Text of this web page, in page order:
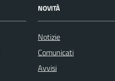
NOVITÀ
Notizie
Comunicati
Avvisi